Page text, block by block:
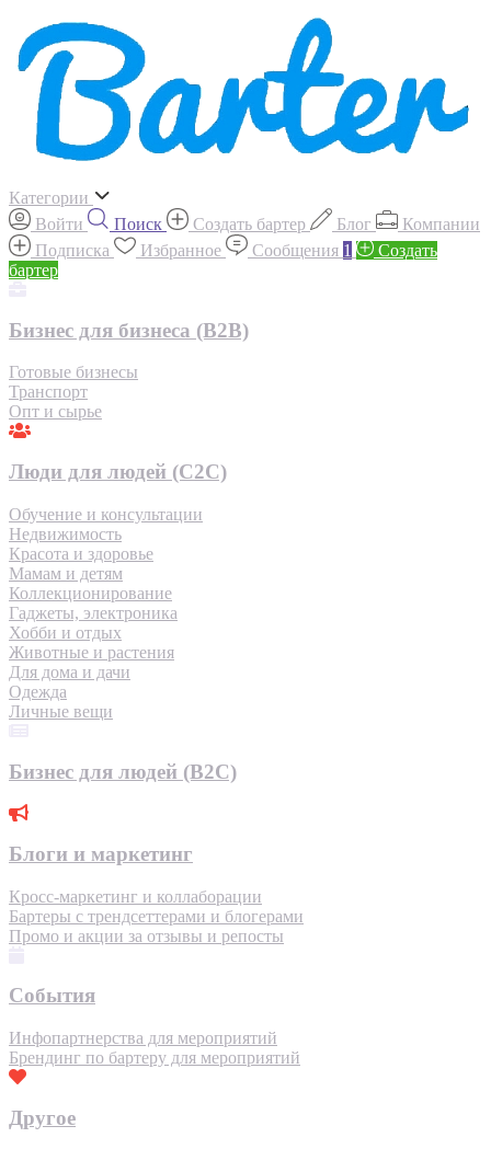
Категории
Войти
Поиск Создать бартер Блог
Компании
Подписка
Избранное Сообщения 1
Создать
бартер
Бизнес для бизнеса (B2B)
Готовые бизнесы
Транспорт
Опт и сырье
Люди для людей (С2С)
Обучение и консультации
Недвижимость
Красота и здоровье
Мамам и детям
Коллекционирование
Гаджеты, электроника
Хобби и отдых
Животные и растения
Для дома и дачи
Одежда
Личные вещи
Бизнес для людей (B2C)
Блоги и маркетинг
Кросс-маркетинг и коллаборации
Бартеры с трендсеттерами и блогерами
Промо и акции за отзывы и репосты
События
Инфопартнерства для мероприятий
Брендинг по бартеру для мероприятий
Другое